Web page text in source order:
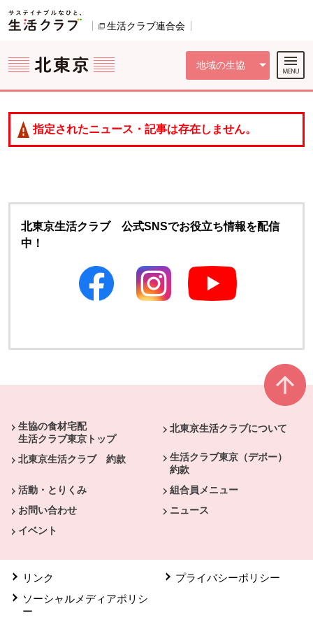
ページの先頭です。
生活クラブ連合会
地域の生協
ここからサイト内共通メニューです。
サイト内共通メニューをスキップする
サイト内共通メニューここまで。
指定されたニュース・記事は存在しません。
北東京生活クラブ 公式SNSでお役立ち情報を配信
中！
生協の食材宅配
生活クラブ東京トップ
北東京生活クラブについて
北東京生活クラブ 約款
生活クラブ東京（デポー）
約款
活動・とりくみ
組合員メニュー
お問い合わせ
ニュース
イベント
リンク
プライバシーポリシー
ソーシャルメディアポリシ
ー